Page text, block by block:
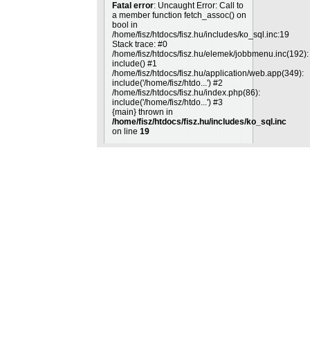
Fatal error: Uncaught Error: Call to
a member function fetch_assoc() on
bool in
/home/fisz/htdocs/fisz.hu/includes/ko_sql.inc:19
Stack trace: #0
/home/fisz/htdocs/fisz.hu/elemek/jobbmenu.inc(192):
include() #1
/home/fisz/htdocs/fisz.hu/application/web.app(349):
include('/home/fisz/htdo...') #2
/home/fisz/htdocs/fisz.hu/index.php(86):
include('/home/fisz/htdo...') #3
{main} thrown in
/home/fisz/htdocs/fisz.hu/includes/ko_sql.inc
on line 19